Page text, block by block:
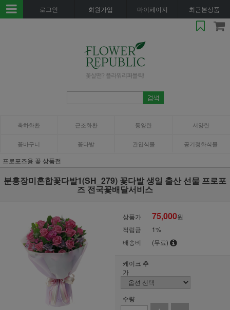
로그인 회원가입 마이페이지 최근본상품
축하화환 근조화환 동양란 서양란
꽃바구니 꽃다발 관엽식물 공기정화식물
프로포즈용 꽃 상품전
분홍장미혼합꽃다발1(SH_279) 꽃다발 생일 출산 선물 프로포
즈 전국꽃배달서비스
상품가 75,000원
적립금
1%
배송비
(무료)
케이크 추
가
수량